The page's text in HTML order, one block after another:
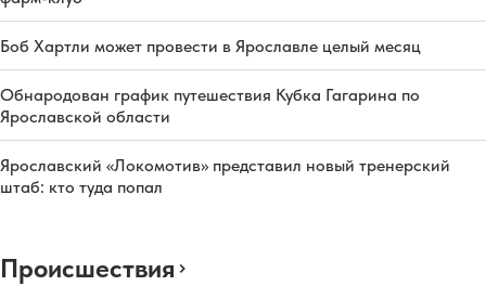
Боб Хартли может провести в Ярославле целый месяц
Обнародован график путешествия Кубка Гагарина по
Ярославской области
Ярославский «Локомотив» представил новый тренерский
штаб: кто туда попал
Происшествия